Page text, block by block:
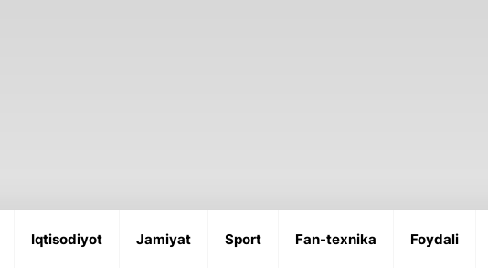
Iqtisodiyot Jamiyat Sport Fan-texnika Foydali